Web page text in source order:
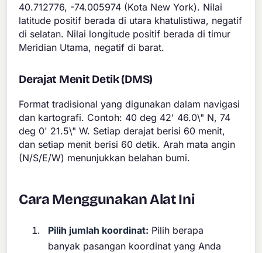
40.712776, -74.005974 (Kota New York). Nilai
latitude positif berada di utara khatulistiwa, negatif
di selatan. Nilai longitude positif berada di timur
Meridian Utama, negatif di barat.
Derajat Menit Detik (DMS)
Format tradisional yang digunakan dalam navigasi
dan kartografi. Contoh: 40 deg 42' 46.0\" N, 74
deg 0' 21.5\" W. Setiap derajat berisi 60 menit,
dan setiap menit berisi 60 detik. Arah mata angin
(N/S/E/W) menunjukkan belahan bumi.
Cara Menggunakan Alat Ini
Pilih jumlah koordinat: Pilih berapa
banyak pasangan koordinat yang Anda